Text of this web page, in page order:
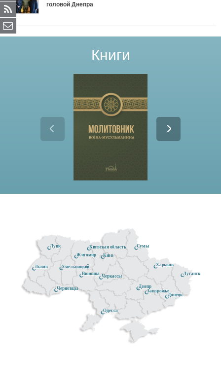
головой Днепра
Книги
Черкассы
Черновцы
Сумы
Луганск
Одесса
Донецк
Киев
Днепр
Киевская область
Запорожье
Житомир
Винница
Хмельницкий
Луцк
Львов Харьков